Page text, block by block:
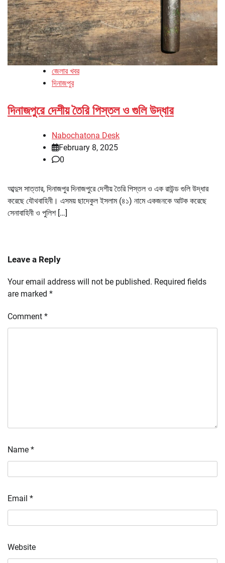
জেলার খবর
দিনাজপুর
দিনাজপুরে দেশীয় তৈরি পিস্তল ও গুলি উদ্ধার
Nabochatona Desk
February 8, 2025
0
আব্দুস সাত্তার, দিনাজপুর দিনাজপুরে দেশীয় তৈরি পিস্তল ও এক রাউন্ড গুলি উদ্ধার
করেছে যৌথবাহিনী। এসময় ছাদেকুল ইসলাম (৪১) নামে একজনকে আটক করেছে
সেনাবাহিনী ও পুলিশ […]
Leave a Reply
Your email address will not be published. Required fields
are marked *
Comment *
Name *
Email *
Website